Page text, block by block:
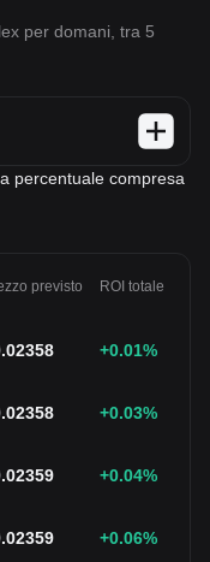
per domani, tra 5
percentuale compresa
previsto ROI totale
+0.01%
+0.03%
+0.04%
+0.06%